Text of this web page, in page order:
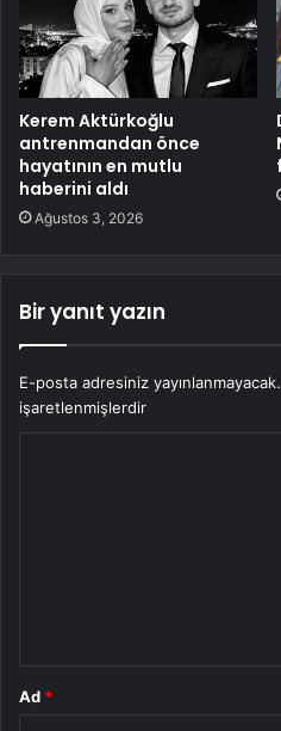
Kerem Aktürkoğlu
antrenmandan önce
hayatının en mutlu
haberini aldı
Ağustos 3, 2026
Bir yanıt yazın
E-posta adresiniz yayınlanmayacak.
işaretlenmişlerdir
Ad *